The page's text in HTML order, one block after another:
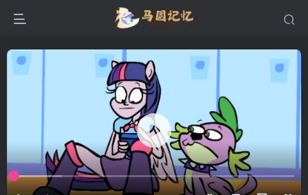
防止弹幕重叠
同步视频速度
100%
1/4 半屏 3/4 满屏
3/4
25px
适中
滚动顶部底部